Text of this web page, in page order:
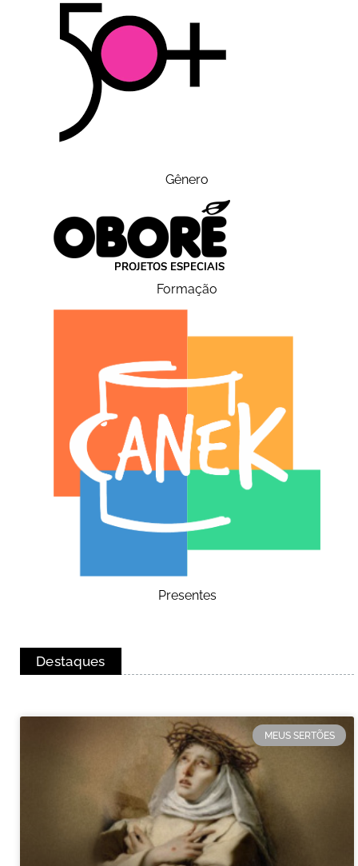
Gênero
Formação
Presentes
Destaques
MEUS SERTÕES